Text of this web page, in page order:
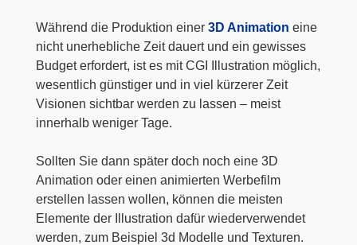
Während die Produktion einer 3D Animation eine
nicht unerhebliche Zeit dauert und ein gewisses
Budget erfordert, ist es mit CGI Illustration möglich,
wesentlich günstiger und in viel kürzerer Zeit
Visionen sichtbar werden zu lassen – meist
innerhalb weniger Tage.
Sollten Sie dann später doch noch eine 3D
Animation oder einen animierten Werbefilm
erstellen lassen wollen, können die meisten
Elemente der Illustration dafür wiederverwendet
werden, zum Beispiel 3d Modelle und Texturen.